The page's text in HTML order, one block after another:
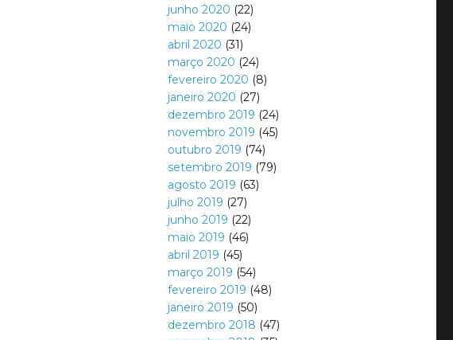
junho 2020 (22)
maio 2020 (24)
abril 2020 (31)
março 2020 (24)
fevereiro 2020 (8)
janeiro 2020 (27)
dezembro 2019 (24)
novembro 2019 (45)
outubro 2019 (74)
setembro 2019 (79)
agosto 2019 (63)
julho 2019 (27)
junho 2019 (22)
maio 2019 (46)
abril 2019 (45)
março 2019 (54)
fevereiro 2019 (48)
janeiro 2019 (50)
dezembro 2018 (47)